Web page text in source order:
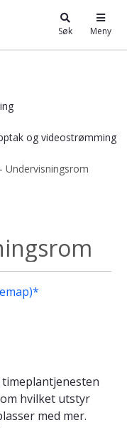
Søk Meny
og videostrømming
Undervisningsrom
hvilket utstyr
med mer.